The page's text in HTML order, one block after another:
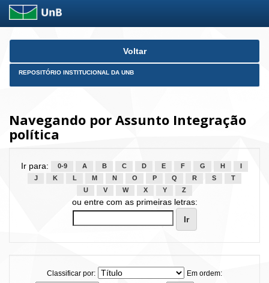
Skip
Voltar
REPOSITÓRIO INSTITUCIONAL DA UNB
Navegando por Assunto Integração
política
Ir para: 0-9 A B C D E F G H
J
K L M N O P Q R S
T
U
V W X Y Z
ou entre com as primeiras letras:
Classificar por:
Em ordem: